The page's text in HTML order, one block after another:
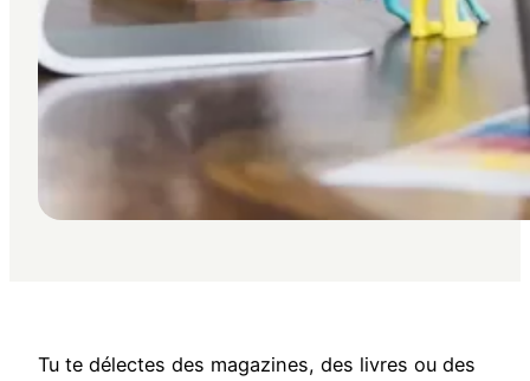
Tu te délectes des magazines, des livres ou des